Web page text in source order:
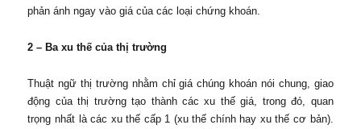
phản ánh ngay vào giá của các loại chứng khoán.
2 – Ba xu thế của thị trường
Thuật ngữ thị trường nhằm chỉ giá chúng khoán nói chung, giao
động của thị trường tạo thành các xu thế giá, trong đó, quan
trọng nhất là các xu thế cấp 1 (xu thế chính hay xu thế cơ bản).